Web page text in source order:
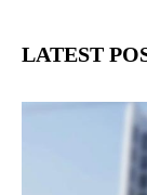
LATEST